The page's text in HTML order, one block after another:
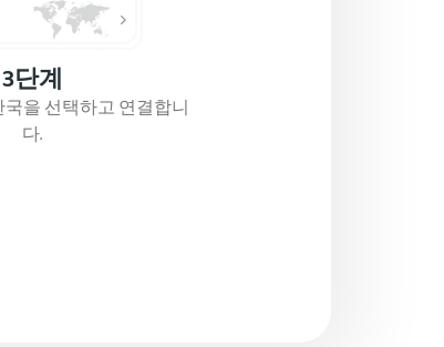
3단계
을 선택하고 연결합니
다.